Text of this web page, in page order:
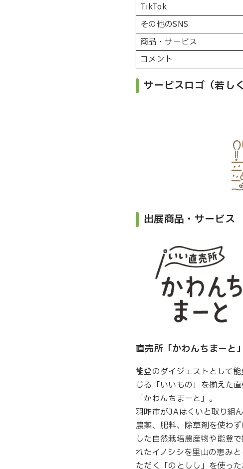
TikTok
その他のSNS
商品・サービス
コメント
サービスロゴ（若し
出展商品・サービス
直売所「かわんちまーと」
能登のダイジェストとして
じる「いいもの」を揃えた
「かわんちまーと」。
羽咋市がJAはくいと取り組
農薬、肥料、除草剤を使わ
した自然栽培農産物や能登
れたイノシシを里山の恵みと
ただく「のとしし」を使っ